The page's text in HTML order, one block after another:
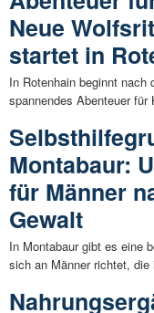
Neue
startet in
In Rotenhain beginnt nach
spannendes Abenteuer
Montabaur:
für Männer
Gewalt
In Montabaur gibt es eine
sich an Männer richtet,